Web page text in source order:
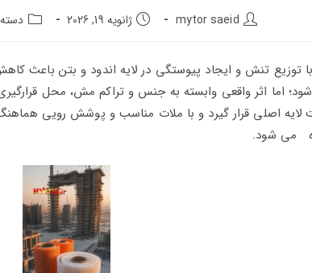
mytor saeid ژانویه 19, 2026
توزیع تنش و ایجاد پیوستگی در لایه اندود و بتن باعث
اما اثر واقعی وابسته به جنس و تراکم مش، محل
اصلی قرار گیرد و با ملات مناسب و پوشش رویی
می‌ شود.